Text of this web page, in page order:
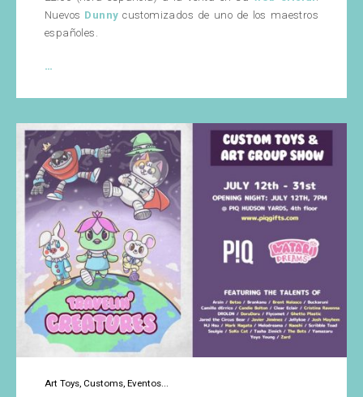
Nuevos Dunny customizados de uno de los maestros
españoles.
…
2019
de
WuzOne
Art Toys Customs Eventos